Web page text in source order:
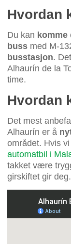
Hvordan
Du kan komme
buss med M-
busstasjon.
Alhaurín de la
time.
Hvordan
Det mest
Alhaurín er å
området. Hvis
automatbil i
takket være
girskiftet gir deg.